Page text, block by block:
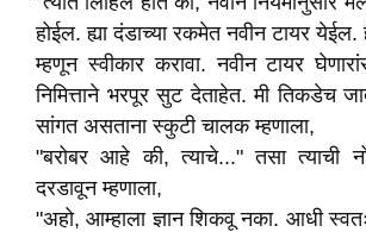
होईल. ह्या दंडाच्या रकमेत नवीन टायर
म्हणून स्वीकार करावा. नवीन टायर
निमित्ताने भरपूर सुट देताहेत. मी तिकडेच
सांगत असताना स्कुटी चालक म्हणाला,
"बरोबर आहे की, त्याचे..." तसा त्याची
दरडावून म्हणाला,
"अहो, आम्हाला ज्ञान शिकवू नका. आधी